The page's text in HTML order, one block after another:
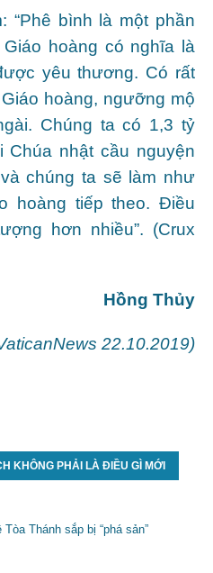
“Phê bình là một phần
hoàng có nghĩa là
yêu thương. Có rất
hoàng, ngưỡng mộ
Chúng ta có 1,3 tỷ
Chúa nhật cầu nguyện
chúng ta sẽ làm như
hoàng tiếp theo. Điều
hơn nhiều”. (Crux
Hồng Thủy
22.10.2019)
KHÔNG PHẢI LÀ ĐIỀU GÌ MỚI
Thánh sắp bị “phá sản”